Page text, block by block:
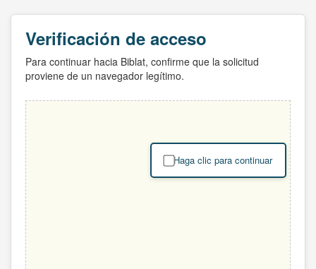
Verificación de acceso
Para continuar hacia Biblat, confirme que la solicitud
proviene de un navegador legítimo.
Haga clic para continuar